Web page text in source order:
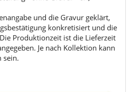
und die Gravur geklärt,
konkretisiert und die
Produktionzeit ist die Lieferzeit
Je nach Kollektion kann
sein.